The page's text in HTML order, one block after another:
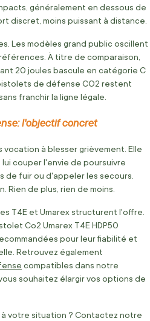
généralement en dessous de
discret, moins puissant à distance.
Les modèles grand public oscillent
À titre de comparaison,
20 joules bascule en catégorie C
de défense CO2 restent
franchir la ligne légale.
l'objectif concret
vocation à blesser grièvement. Elle
couper l'envie de poursuivre
fuir ou d'appeler les secours.
Rien de plus, rien de moins.
T4E et Umarex structurent l'offre.
Co2 Umarex T4E HDP50
pour leur fiabilité et
Retrouvez également
compatibles dans notre
souhaitez élargir vos options de
votre situation ? Contactez notre